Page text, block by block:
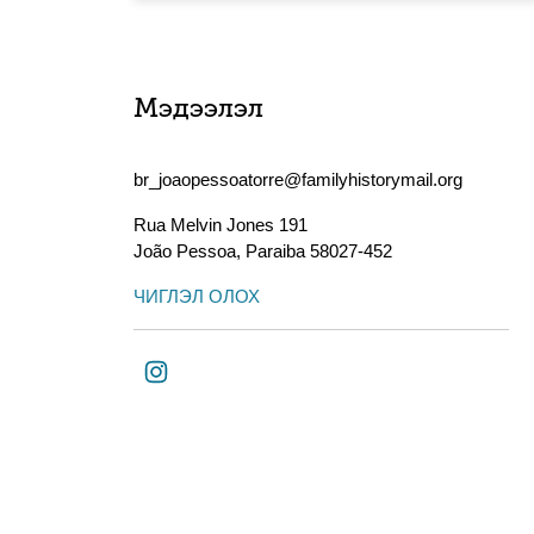
Мэдээлэл
br_joaopessoatorre@familyhistorymail.org
Rua Melvin Jones 191
João Pessoa, Paraiba 58027-452
ЧИГЛЭЛ ОЛОХ